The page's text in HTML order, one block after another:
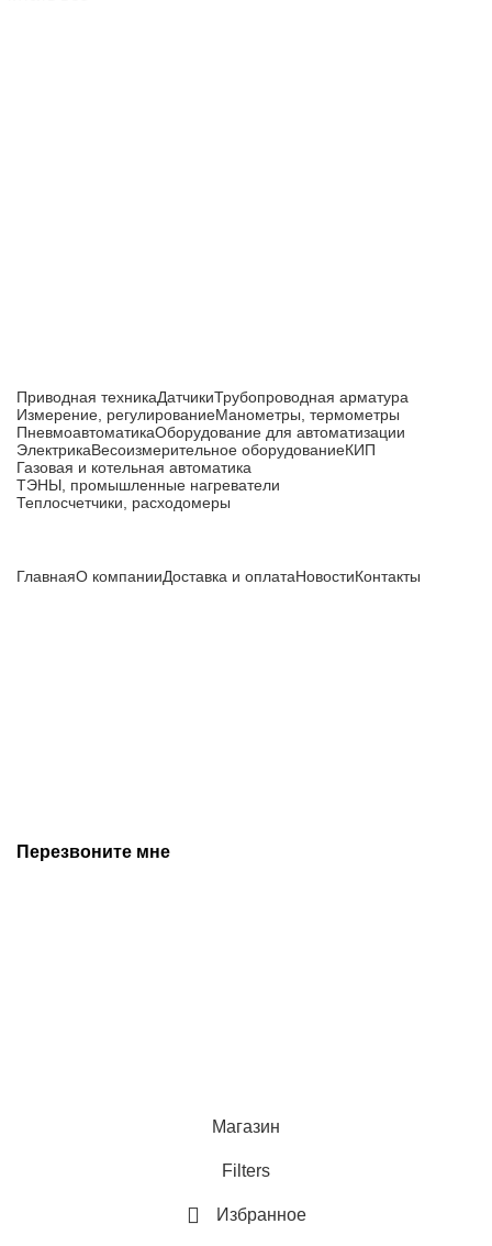
Приводная техникаДатчикиТрубопроводная арматура
Измерение, регулированиеМанометры, термометры
ПневмоавтоматикаОборудование для автоматизации
ЭлектрикаВесоизмерительное оборудованиеКИП
Газовая и котельная автоматика
ТЭНЫ, промышленные нагреватели
Теплосчетчики, расходомеры
ГлавнаяО компанииДоставка и оплатаНовостиКонтакты
Перезвоните мне
Магазин
Filters
Избранное